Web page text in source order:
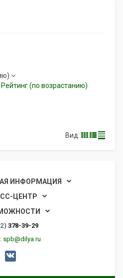
Рейтинг (по возрастанию)
Вид:
ИНФОРМАЦИЯ
ЦЕНТР
378-39-29
spb@dilya.ru